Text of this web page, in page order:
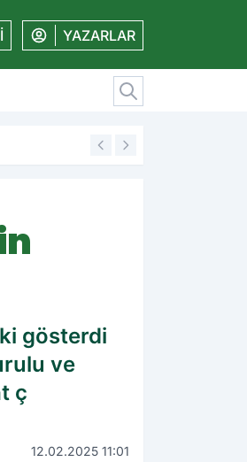
YAZARLAR
19:11 Amedspor'dan
gösterdi
ve
ç
12.02.2025 11:01